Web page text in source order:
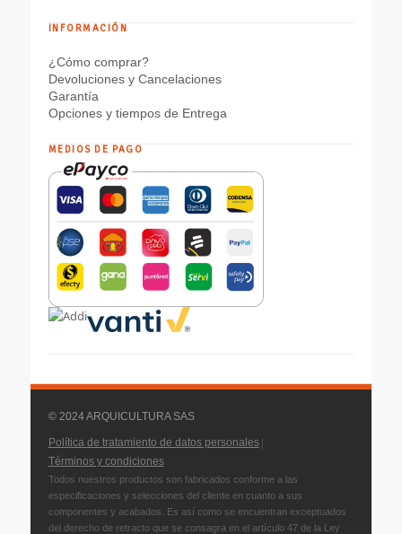
INFORMACIÓN
¿Cómo comprar?
Devoluciones y Cancelaciones
Garantía
Opciones y tiempos de Entrega
MEDIOS DE PAGO
© 2024 ARQUICULTURA SAS
Política de tratamiento de datos personales|
Términos y condiciones
Todos nuestros productos son fabricados conforme a las
especificaciones y selecciones del cliente en cuanto a sus
componentes y acabados. Es así como se encuentran exceptuados
del derecho de retracto que se consagra en el artículo 47 de la Ley